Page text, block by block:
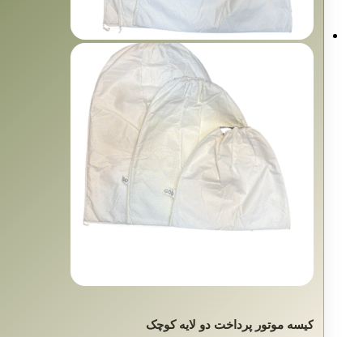
کیسه موتور پرداخت دو لایه کوچک